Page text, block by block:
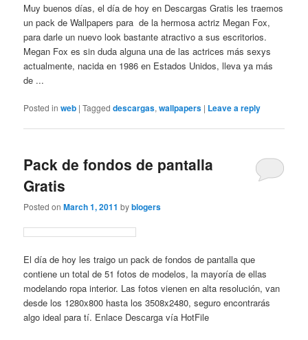
Muy buenos días, el día de hoy en Descargas Gratis les traemos
un pack de Wallpapers para de la hermosa actriz Megan Fox,
para darle un nuevo look bastante atractivo a sus escritorios.
Megan Fox es sin duda alguna una de las actrices más sexys
actualmente, nacida en 1986 en Estados Unidos, lleva ya más
de ...
Posted in web |Tagged descargas,wallpapers | Leave a reply
Pack de fondos de pantalla
Gratis
Posted onMarch 1, 2011 byblogers
El día de hoy les traigo un pack de fondos de pantalla que
contiene un total de 51 fotos de modelos, la mayoría de ellas
modelando ropa interior. Las fotos vienen en alta resolución, van
desde los 1280x800 hasta los 3508x2480, seguro encontrarás
algo ideal para tí. Enlace Descarga vía HotFile